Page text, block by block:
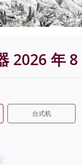
2026 年 8
台式机